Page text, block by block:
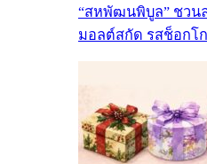
“สหพัฒนพิบูล” ชวน
มอลต์สกัด รสช็อกโ